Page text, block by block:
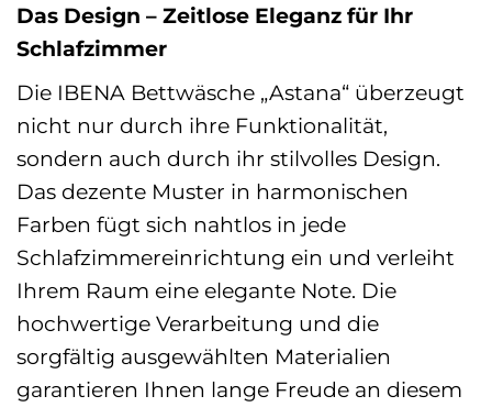
Das Design – Zeitlose Eleganz für Ihr
Schlafzimmer
Die IBENA Bettwäsche „Astana“ überzeugt
nicht nur durch ihre Funktionalität,
sondern auch durch ihr stilvolles Design.
Das dezente Muster in harmonischen
Farben fügt sich nahtlos in jede
Schlafzimmereinrichtung ein und verleiht
Ihrem Raum eine elegante Note. Die
hochwertige Verarbeitung und die
sorgfältig ausgewählten Materialien
garantieren Ihnen lange Freude an diesem